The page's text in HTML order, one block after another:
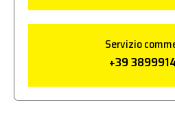
Servizio
+39